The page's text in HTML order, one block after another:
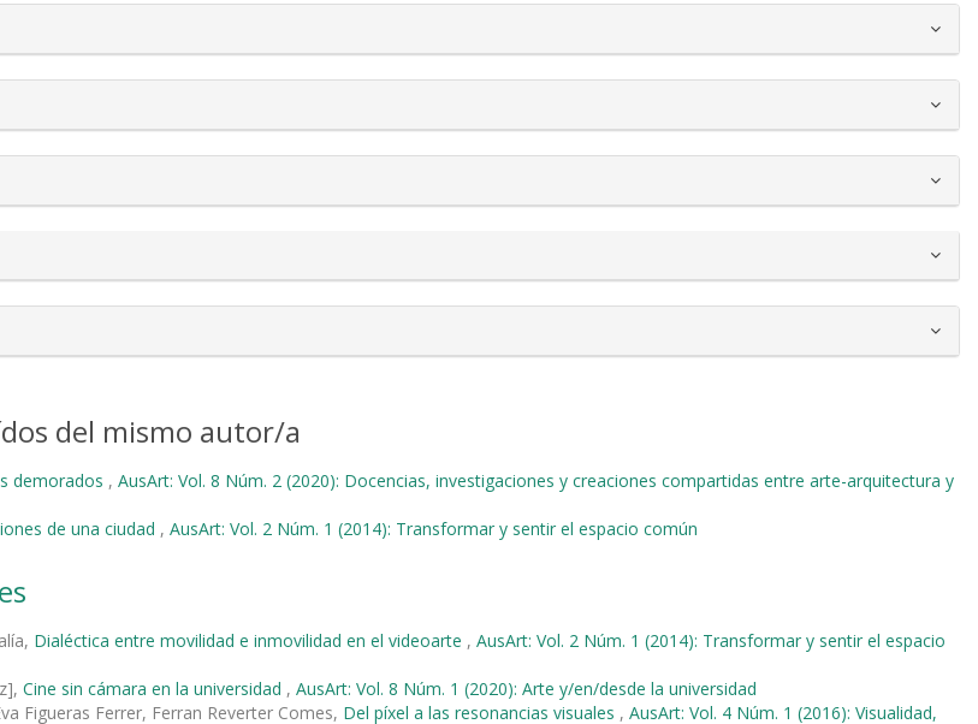
del mismo autor/a
demorados , AusArt: Vol. 8 Núm. 2 (2020): Docencias, investigaciones y creaciones compartidas entre arte-arquitectura y
de una ciudad , AusArt: Vol. 2 Núm. 1 (2014): Transformar y sentir el espacio común
Dialéctica entre movilidad e inmovilidad en el videoarte , AusArt: Vol. 2 Núm. 1 (2014): Transformar y sentir el espacio
Cine sin cámara en la universidad , AusArt: Vol. 8 Núm. 1 (2020): Arte y/en/desde la universidad
Figueras Ferrer, Ferran Reverter Comes, Del píxel a las resonancias visuales , AusArt: Vol. 4 Núm. 1 (2016): Visualidad,